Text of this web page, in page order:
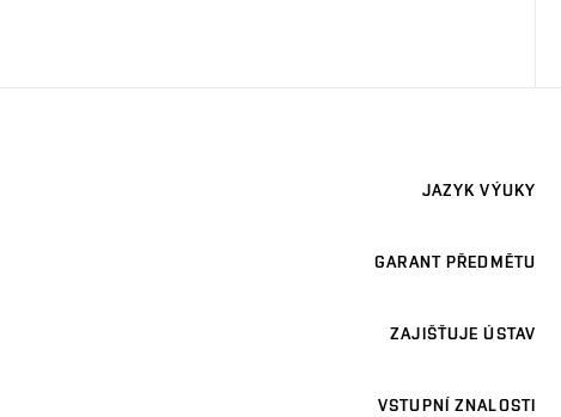
JAZYK VÝUKY
GARANT PŘEDMĚTU
ZAJIŠŤUJE ÚSTAV
VSTUPNÍ ZNALOSTI